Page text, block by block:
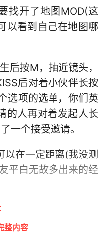
找开了地图MOD(这
以看到自己在地图哪
后按M，抽近镜头，
后对着小伙伴长按
选项的选单，你们英
的人再对着发起人长
一个接受邀请。
以在一定距离(我没测
平白无故多出来的经
整内容